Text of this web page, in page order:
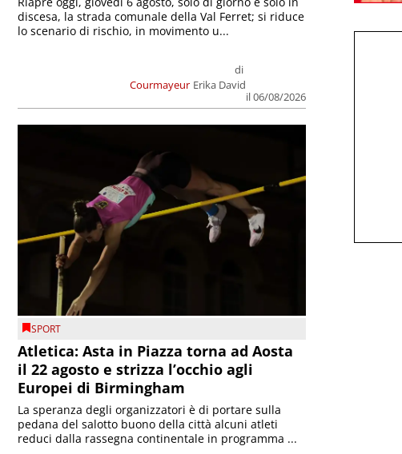
Courmayeur
di
Erika David
il 06/08/2026
discesa, la strada comunale della Val Ferret; si riduce
lo scenario di rischio, in movimento u...
SPORT
Atletica: Asta in Piazza torna ad Aosta
il 22 agosto e strizza l’occhio agli
Europei di Birmingham
La speranza degli organizzatori è di portare sulla
pedana del salotto buono della città alcuni atleti
reduci dalla rassegna continentale in programma ...